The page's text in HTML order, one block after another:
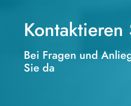
Kontaktieren
Bei Fragen und
Sie da